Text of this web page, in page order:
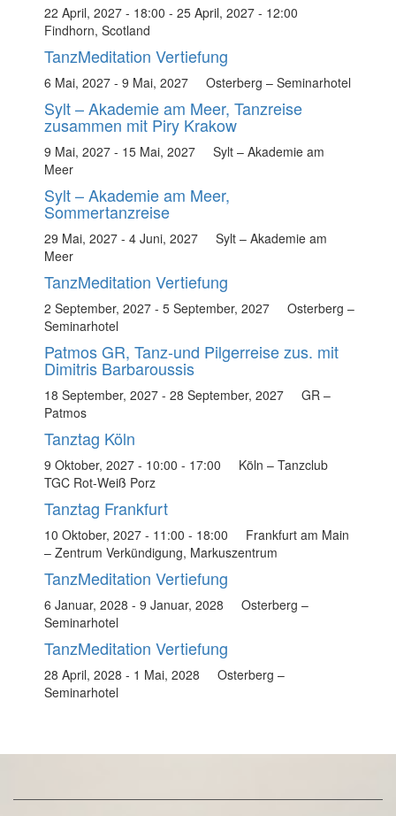
22 April, 2027 - 18:00 - 25 April, 2027 - 12:00
Findhorn, Scotland
TanzMeditation Vertiefung
6 Mai, 2027 - 9 Mai, 2027 Osterberg – Seminarhotel
Sylt – Akademie am Meer, Tanzreise
zusammen mit Piry Krakow
9 Mai, 2027 - 15 Mai, 2027
Sylt – Akademie am
Meer
Sylt – Akademie am Meer,
Sommertanzreise
29 Mai, 2027 - 4 Juni, 2027
Sylt – Akademie am
Meer
TanzMeditation Vertiefung
2 September, 2027 - 5 September, 2027
Osterberg –
Seminarhotel
Patmos GR, Tanz-und Pilgerreise zus. mit
Dimitris Barbaroussis
18 September, 2027 - 28 September, 2027
GR –
Patmos
Tanztag Köln
9 Oktober, 2027 - 10:00 - 17:00
Köln – Tanzclub
TGC Rot-Weiß Porz
Tanztag Frankfurt
10 Oktober, 2027 - 11:00 - 18:00
Frankfurt am Main
– Zentrum Verkündigung, Markuszentrum
TanzMeditation Vertiefung
6 Januar, 2028 - 9 Januar, 2028
Osterberg –
Seminarhotel
TanzMeditation Vertiefung
28 April, 2028 - 1 Mai, 2028
Osterberg –
Seminarhotel